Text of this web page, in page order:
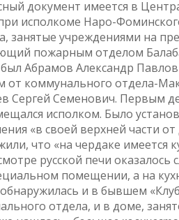
документ имеется в
исполкоме Наро-
занятые учреждениями на
пожарным отделом
Абрамов Александр
от коммунального отдела-
Сергей Семенович. Первым
исполком. Было
«в своей верхней части
что «на чердаке имеется
русской печи
помещении, а на
и в бывшем
отдела, и в доме,